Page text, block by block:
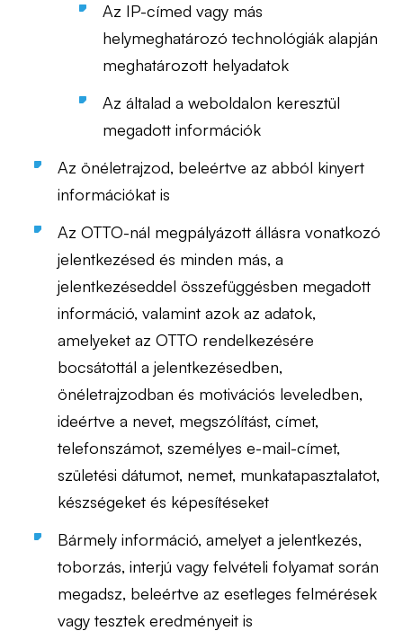
Az IP-címed vagy más
helymeghatározó technológiák alapján
meghatározott helyadatok
Az általad a weboldalon keresztül
megadott információk
Az önéletrajzod, beleértve az abból kinyert
információkat is
Az OTTO-nál megpályázott állásra vonatkozó
jelentkezésed és minden más, a
jelentkezéseddel összefüggésben megadott
információ, valamint azok az adatok,
amelyeket az OTTO rendelkezésére
bocsátottál a jelentkezésedben,
önéletrajzodban és motivációs leveledben,
ideértve a nevet, megszólítást, címet,
telefonszámot, személyes e-mail-címet,
születési dátumot, nemet, munkatapasztalatot,
készségeket és képesítéseket
Bármely információ, amelyet a jelentkezés,
toborzás, interjú vagy felvételi folyamat során
megadsz, beleértve az esetleges felmérések
vagy tesztek eredményeit is